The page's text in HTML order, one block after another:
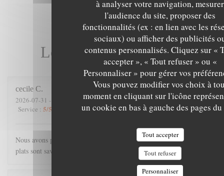
à analyser votre navigation, mesurer
l'audience du site, proposer des
fonctionnalités (ex : en lien avec les
sociaux) ou afficher des publicités
contenus personnalisés. Cliquez sur «
accepter », « Tout refuser » ou «
Personnaliser » pour gérer vos
Vous pouvez modifier vos choix à
moment en cliquant sur l'icône
un cookie en bas à gauche des pages
Tout accepter
Tout refuser
Personnaliser
Les avis de nos clients
cecile C
2026-07-31 - 21:00 - Couverts 4
Service : 5/5 Ambiance:4 /5 Cuisine:5 /5 Qualité / Prix: 5/5
Nous avons passé une excellente soirée. Accueil chaleureux, les
plats sont savoureux, et copieux.